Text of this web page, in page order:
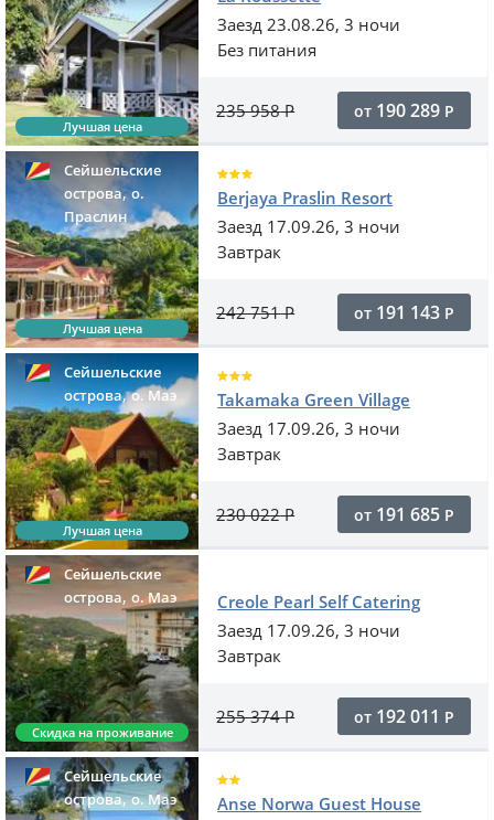
Лучшая цена
Заезд 23.08.26, 3 ночи
Без питания
235 958Р от 190 289 Р
Сейшельские
острова,о.
Праслин
Лучшая цена
Berjaya Praslin Resort
Заезд 17.09.26, 3 ночи
Завтрак
242 751Р от 191 143 Р
Сейшельские
острова,o. Маэ
Лучшая цена
Takamaka Green Village
Заезд 17.09.26, 3 ночи
Завтрак
230 022Р от 191 685 Р
Сейшельские
острова,o. Маэ
Скидка на проживание
Creole Pearl Self Catering
Заезд 17.09.26, 3 ночи
Завтрак
255 374Р от 192 011 Р
Сейшельские
острова,o. Маэ
Anse Norwa Guest House